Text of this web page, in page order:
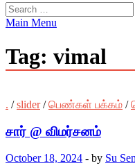
Search
for:
Main Menu
Tag: vimal
. /slider/பெண்கள் பக்கம் /
சார் @ விமர்சனம்
October 18, 2024 - by Su